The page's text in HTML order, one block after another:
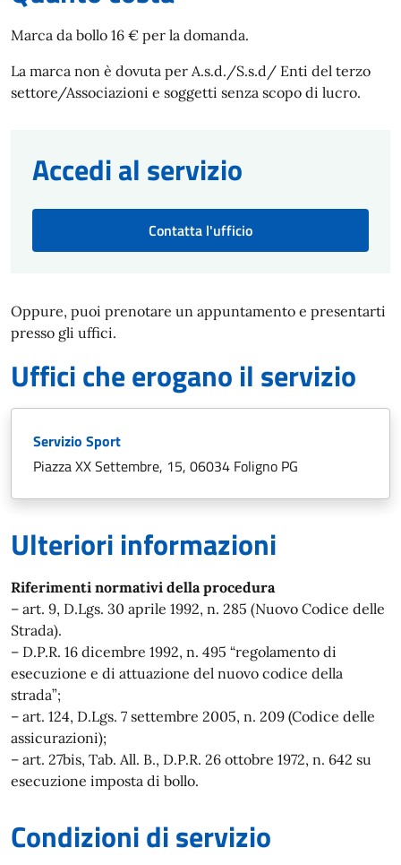
Marca da bollo 16 € per la domanda.
La marca non è dovuta per A.s.d./S.s.d/ Enti del terzo
settore/Associazioni e soggetti senza scopo di lucro.
Accedi al servizio
Contatta l'ufficio
Oppure, puoi prenotare un appuntamento e presentarti
presso gli uffici.
Uffici che erogano il servizio
Servizio Sport
Piazza XX Settembre, 15, 06034 Foligno PG
Ulteriori informazioni
Riferimenti normativi della procedura
– art. 9, D.Lgs. 30 aprile 1992, n. 285 (Nuovo Codice delle
Strada).
– D.P.R. 16 dicembre 1992, n. 495 “regolamento di
esecuzione e di attuazione del nuovo codice della
strada”;
– art. 124, D.Lgs. 7 settembre 2005, n. 209 (Codice delle
assicurazioni);
– art. 27bis, Tab. All. B., D.P.R. 26 ottobre 1972, n. 642 su
esecuzione imposta di bollo.
Condizioni di servizio